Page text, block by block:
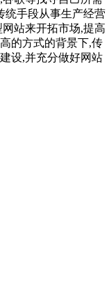
统手段从事生产经营
站来开拓市场,提高
的方式的背景下,传
设,并充分做好网站